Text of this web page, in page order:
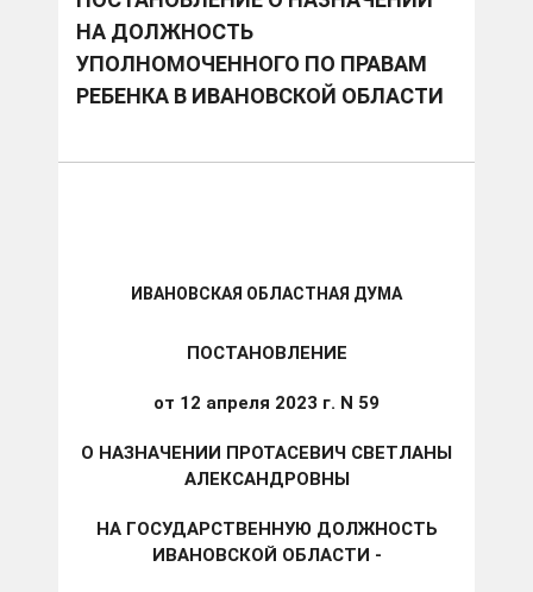
НА ДОЛЖНОСТЬ
УПОЛНОМОЧЕННОГО ПО ПРАВАМ
РЕБЕНКА В ИВАНОВСКОЙ ОБЛАСТИ
ИВАНОВСКАЯ ОБЛАСТНАЯ ДУМА
ПОСТАНОВЛЕНИЕ
от 12 апреля 2023 г. N 59
О НАЗНАЧЕНИИ ПРОТАСЕВИЧ СВЕТЛАНЫ
АЛЕКСАНДРОВНЫ
НА ГОСУДАРСТВЕННУЮ ДОЛЖНОСТЬ
ИВАНОВСКОЙ ОБЛАСТИ -